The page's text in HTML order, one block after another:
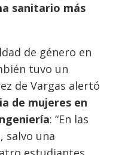
sanitario más
de género en
tuvo un
de Vargas alertó
de mujeres en
: “En las
salvo una